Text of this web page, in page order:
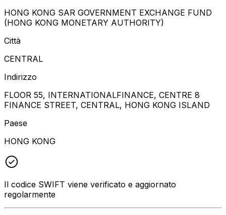
HONG KONG SAR GOVERNMENT EXCHANGE FUND
(HONG KONG MONETARY AUTHORITY)
Città
CENTRAL
Indirizzo
FLOOR 55, INTERNATIONALFINANCE, CENTRE 8
FINANCE STREET, CENTRAL, HONG KONG ISLAND
Paese
HONG KONG
Il codice SWIFT viene verificato e aggiornato
regolarmente